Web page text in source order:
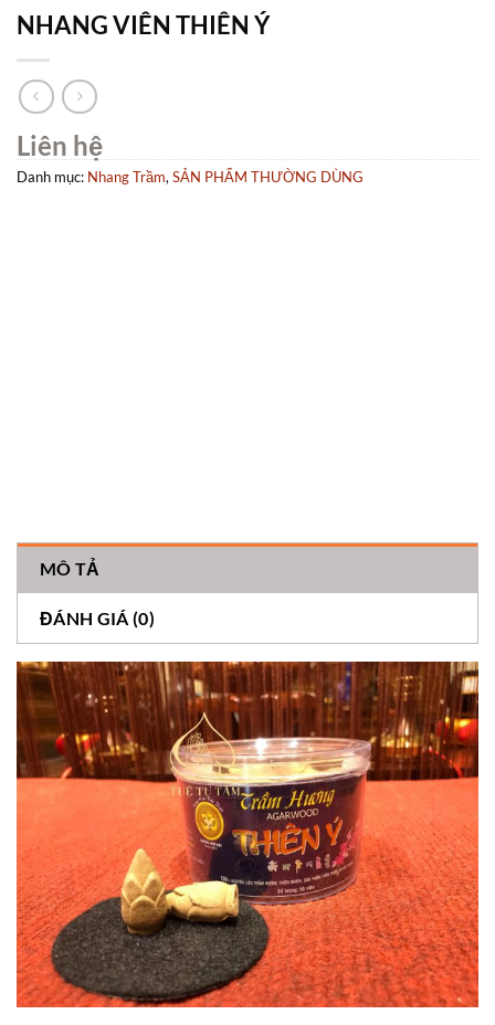
NHANG VIÊN THIÊN Ý
Liên hệ
Danh mục: Nhang Trầm, SẢN PHẨM THƯỜNG DÙNG
MÔ TẢ
ĐÁNH GIÁ (0)